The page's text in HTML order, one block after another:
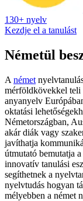
130+ nyelv
Kezdje el a tanulást
Németül
A német
mérföldkövekkel teli
anyanyelv
oktatási
Németországban,
akár diák vagy
javíthatja
útmutató bemutatja
innovatív tanulási
segíthetnek a
nyelvtudás hogyan
mélyebben a német